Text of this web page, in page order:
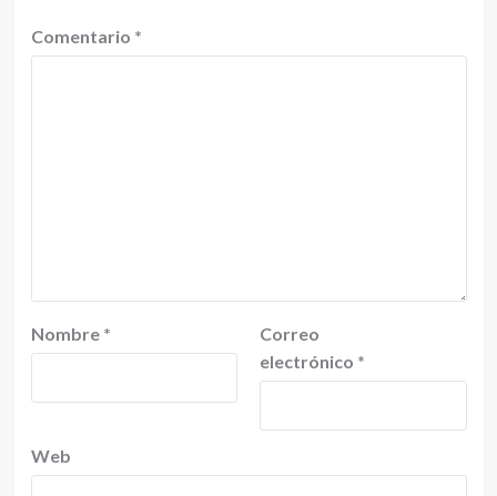
Comentario *
Nombre *
Correo
electrónico *
Web